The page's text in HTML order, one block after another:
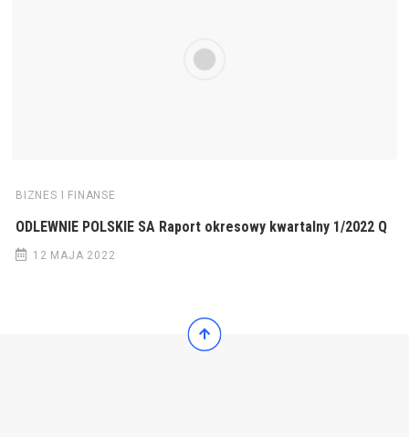
BIZNES I FINANSE
ODLEWNIE POLSKIE SA Raport okresowy kwartalny 1/2022 Q
12 MAJA 2022